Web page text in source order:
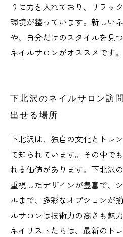
りに力を入れており、リラッ
環境が整っています。新しい
や、自分だけのスタイルを見
ネイルサロンがオススメです。
下北沢のネイルサロン訪
出せる場所
下北沢は、独自の文化とトレ
て知られています。その中で
れる価値があります。下北沢
重視したデザインが豊富で、
ルまで、多彩なオプションが
ルサロンは技術力の高さも魅
ネイリストたちは、最新のト